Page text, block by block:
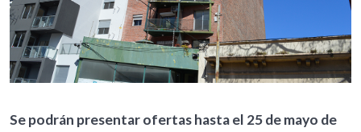
Se podrán presentar ofertas hasta el 25 de mayo de